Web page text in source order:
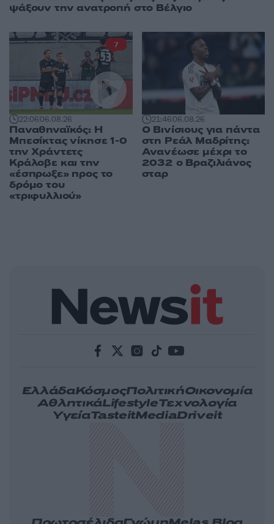
ψάξουν την ανατροπή στο Βέλγιο
22:0606.08.26
Παναθηναϊκός: Η
Μπεσίκτας νίκησε 1-0
την Χράντετς
Κράλοβε και την
«έσπρωξε» προς το
δρόμο του
«τριφυλλιού»
7
21:4606.08.26
Ο Βινίσιους για πάντα
στη Ρεάλ Μαδρίτης:
Ανανέωσε μέχρι το
2032 ο Βραζιλιάνος
σταρ
ΕλλάδαΚόσμοςΠολιτικήΟικονομία
ΑθλητικάLifestyleΤεχνολογία
ΥγείαTasteitMediaDriveit